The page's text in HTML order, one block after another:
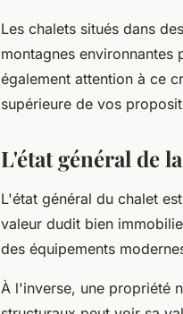
Les chalets situés dans
montagnes environnantes
également attention à ce
supérieure de vos
L'état général de
L'état général du chalet
valeur dudit bien
des équipements
À l'inverse, une propriété